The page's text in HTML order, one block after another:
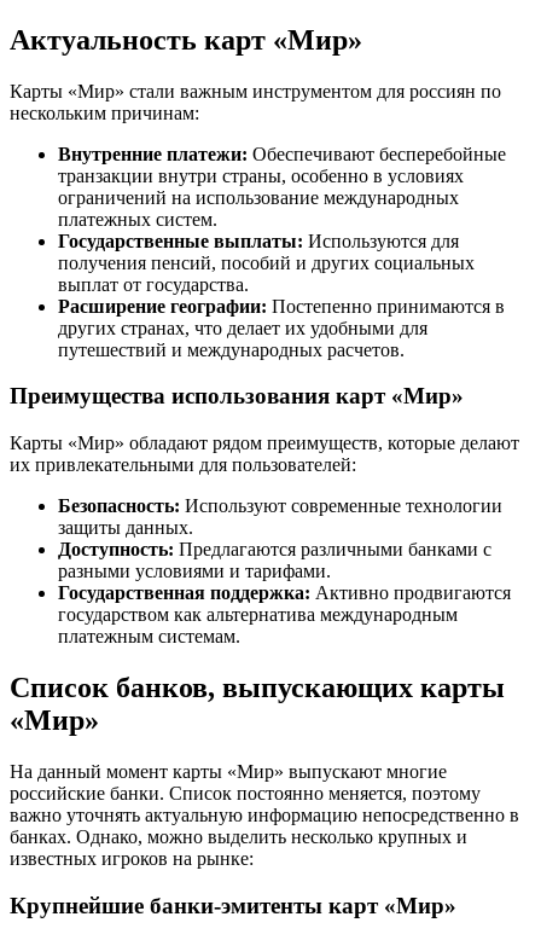
Актуальность карт «Мир»
Карты «Мир» стали важным инструментом для россиян по
нескольким причинам:
Внутренние платежи: Обеспечивают бесперебойные
транзакции внутри страны, особенно в условиях
ограничений на использование международных
платежных систем.
Государственные выплаты: Используются для
получения пенсий, пособий и других социальных
выплат от государства.
Расширение географии: Постепенно принимаются в
других странах, что делает их удобными для
путешествий и международных расчетов.
Преимущества использования карт «Мир»
Карты «Мир» обладают рядом преимуществ, которые делают
их привлекательными для пользователей:
Безопасность: Используют современные технологии
защиты данных.
Доступность: Предлагаются различными банками с
разными условиями и тарифами.
Государственная поддержка: Активно продвигаются
государством как альтернатива международным
платежным системам.
Список банков, выпускающих карты
«Мир»
На данный момент карты «Мир» выпускают многие
российские банки. Список постоянно меняется, поэтому
важно уточнять актуальную информацию непосредственно в
банках. Однако, можно выделить несколько крупных и
известных игроков на рынке:
Крупнейшие банки-эмитенты карт «Мир»